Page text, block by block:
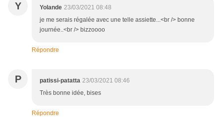
Y Yolande 23/03/2021 08:48
je me serais régalée avec une telle assiette...<br /> bonne
journée..<br /> bizzoooo
Répondre
P patissi-patatta 23/03/2021 08:46
Très bonne idée, bises
Répondre